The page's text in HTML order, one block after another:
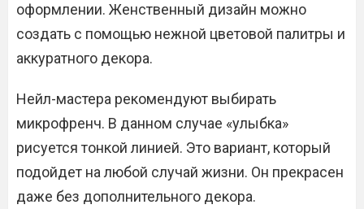
оформлении. Женственный дизайн можно
создать с помощью нежной цветовой палитры и
аккуратного декора.
Нейл-мастера рекомендуют выбирать
микрофренч. В данном случае «улыбка»
рисуется тонкой линией. Это вариант, который
подойдет на любой случай жизни. Он прекрасен
даже без дополнительного декора.